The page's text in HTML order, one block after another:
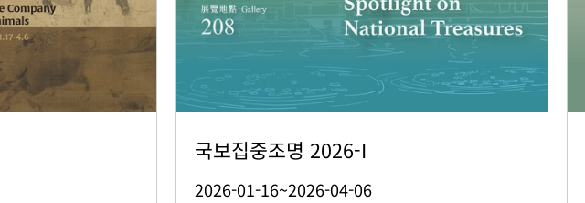
국보집중조명 2026-I
2026-01-16~2026-04-06